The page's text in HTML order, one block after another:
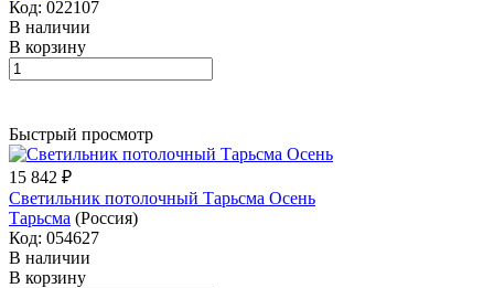
Код: 022107
В наличии
В корзину
Быстрый просмотр
15 842 ₽
Светильник потолочный Тарьсма Осень
Тарьсма (Россия)
Код: 054627
В наличии
В корзину